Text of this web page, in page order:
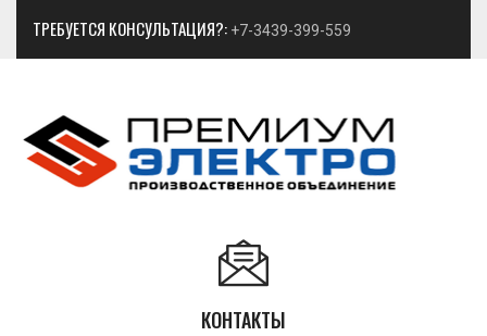
ТРЕБУЕТСЯ КОНСУЛЬТАЦИЯ?: +7-3439-399-559
КОНТАКТЫ